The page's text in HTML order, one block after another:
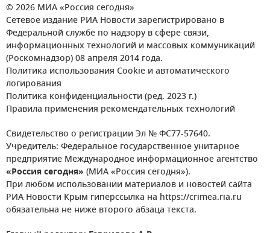
© 2026 МИА «Россия сегодня»
Сетевое издание РИА Новости зарегистрировано в
Федеральной службе по надзору в сфере связи,
информационных технологий и массовых коммуникаций
(Роскомнадзор) 08 апреля 2014 года.
Политика использования Cookie и автоматического
логирования
Политика конфиденциальности (ред. 2023 г.)
Правила применения рекомендательных технологий
Свидетельство о регистрации Эл № ФС77-57640.
Учредитель: Федеральное государственное унитарное
предприятие Международное информационное агентство
«Россия сегодня» (МИА «Россия сегодня»).
При любом использовании материалов и новостей сайта
РИА Новости Крым гиперссылка на https://crimea.ria.ru
обязательна не ниже второго абзаца текста.